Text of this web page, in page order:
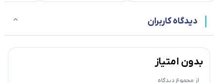
دیدگاه کاربران
بدون امتیاز
از مجموع دیدگاه